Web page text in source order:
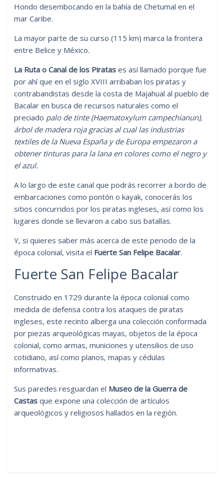
Hondo desembocando en la bahía de Chetumal en el
mar Caribe.
La mayor parte de su curso (115 km) marca la frontera
entre Belice y México.
La Ruta o Canal de los Piratas es así llamado porque fue
por ahí que en el siglo XVIII arribaban los piratas y
contrabandistas desde la costa de Majahual al pueblo de
Bacalar en busca de recursos naturales como el
preciado palo de tinte (Haematoxylum campechianun),
árbol de madera roja gracias al cual las industrias
textiles de la Nueva España y de Europa empezaron a
obtener tinturas para la lana en colores como el negro y
el azul.
A lo largo de este canal que podrás recorrer a bordo de
embarcaciones como pontón o kayak, conocerás los
sitios concurridos por los piratas ingleses, así como los
lugares donde se llevaron a cabo sus batallas.
Y, si quieres saber más acerca de este periodo de la
época colonial, visita el Fuerte San Felipe Bacalar.
Fuerte San Felipe Bacalar
Construido en 1729 durante la época colonial como
medida de defensa contra los ataques de piratas
ingleses, este recinto alberga una colección conformada
por piezas arqueológicas mayas, objetos de la época
colonial, como armas, municiones y utensilios de uso
cotidiano, así como planos, mapas y cédulas
informativas.
Sus paredes resguardan el Museo de la Guerra de
Castas que expone una colección de artículos
arqueológicos y religiosos hallados en la región.